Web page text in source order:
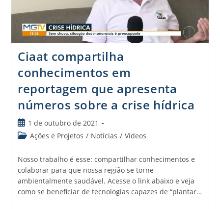
Ciaat compartilha
conhecimentos em
reportagem que apresenta
números sobre a crise hídrica
1 de outubro de 2021
Ações e Projetos / Notícias / Vídeos
Nosso trabalho é esse: compartilhar conhecimentos e
colaborar para que nossa região se torne
ambientalmente saudável. Acesse o link abaixo e veja
como se beneficiar de tecnologias capazes de “plantar…